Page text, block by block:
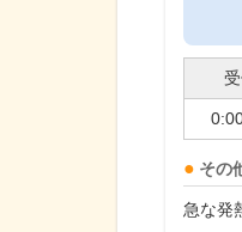
その
急な発